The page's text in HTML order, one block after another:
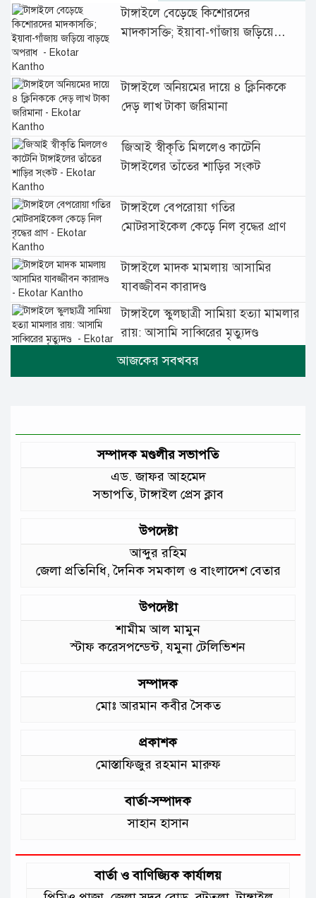
টাঙ্গাইলে বেড়েছে কিশোরদের
মাদকাসক্তি; ইয়াবা-গাঁজায় জড়িয়ে
টাঙ্গাইলে অনিয়মের দায়ে ৪ ক্লিনিককে
দেড় লাখ টাকা জরিমানা
জিআই স্বীকৃতি মিললেও কাটেনি
টাঙ্গাইলের তাঁতের শাড়ির সংকট
টাঙ্গাইলে বেপরোয়া গতির
মোটরসাইকেল কেড়ে নিল বৃদ্ধের প্রাণ
টাঙ্গাইলে মাদক মামলায় আসামির
যাবজ্জীবন কারাদণ্ড
টাঙ্গাইলে স্কুলছাত্রী সামিয়া হত্যা মামলার
রায়: আসামি সাব্বিরের মৃত্যুদণ্ড
টানা বৃষ্টিতে টাঙ্গাইলে বিপর্যস্ত জনজীবন
এখন টাঙ্গাইলে
জেলার মানুষের উন্নত স্বাস্থ্যসেবায় সর্বোচ্চ
গুরুত্ব দিয়ে কাজ করছি: প্রতিমন্ত্রী টুকু
আমাদের চার পাশে ব্যাঙের ছাতার মতো
গড়ে উঠছে মাদ্রাসা ও কিন্ডার গার্ডেন
:মুক্তিযুদ্ধ বিষয়কমন্ত্রী
সম্পাদক মণ্ডলীর সভাপতি
এড. জাফর আহমেদ
সভাপতি, টাঙ্গাইল প্রেস ক্লাব
উপদেষ্টা
আব্দুর রহিম
জেলা প্রতিনিধি, দৈনিক সমকাল ও বাংলাদেশ বেতার
উপদেষ্টা
শামীম আল মামুন
স্টাফ করেসপন্ডেন্ট, যমুনা টেলিভিশন
সম্পাদক
মোঃ আরমান কবীর সৈকত
প্রকাশক
মোস্তাফিজুর রহমান মারুফ
বার্তা-সম্পাদক
সাহান হাসান
বার্তা ও বাণিজ্যিক কার্যালয়